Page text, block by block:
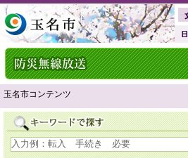
玉名市コンテンツ